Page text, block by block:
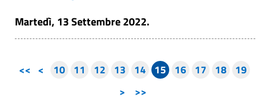
Martedì, 13 Settembre 2022.
<< < 10 11 12 13 14 15 16 17 18
19
>
>>